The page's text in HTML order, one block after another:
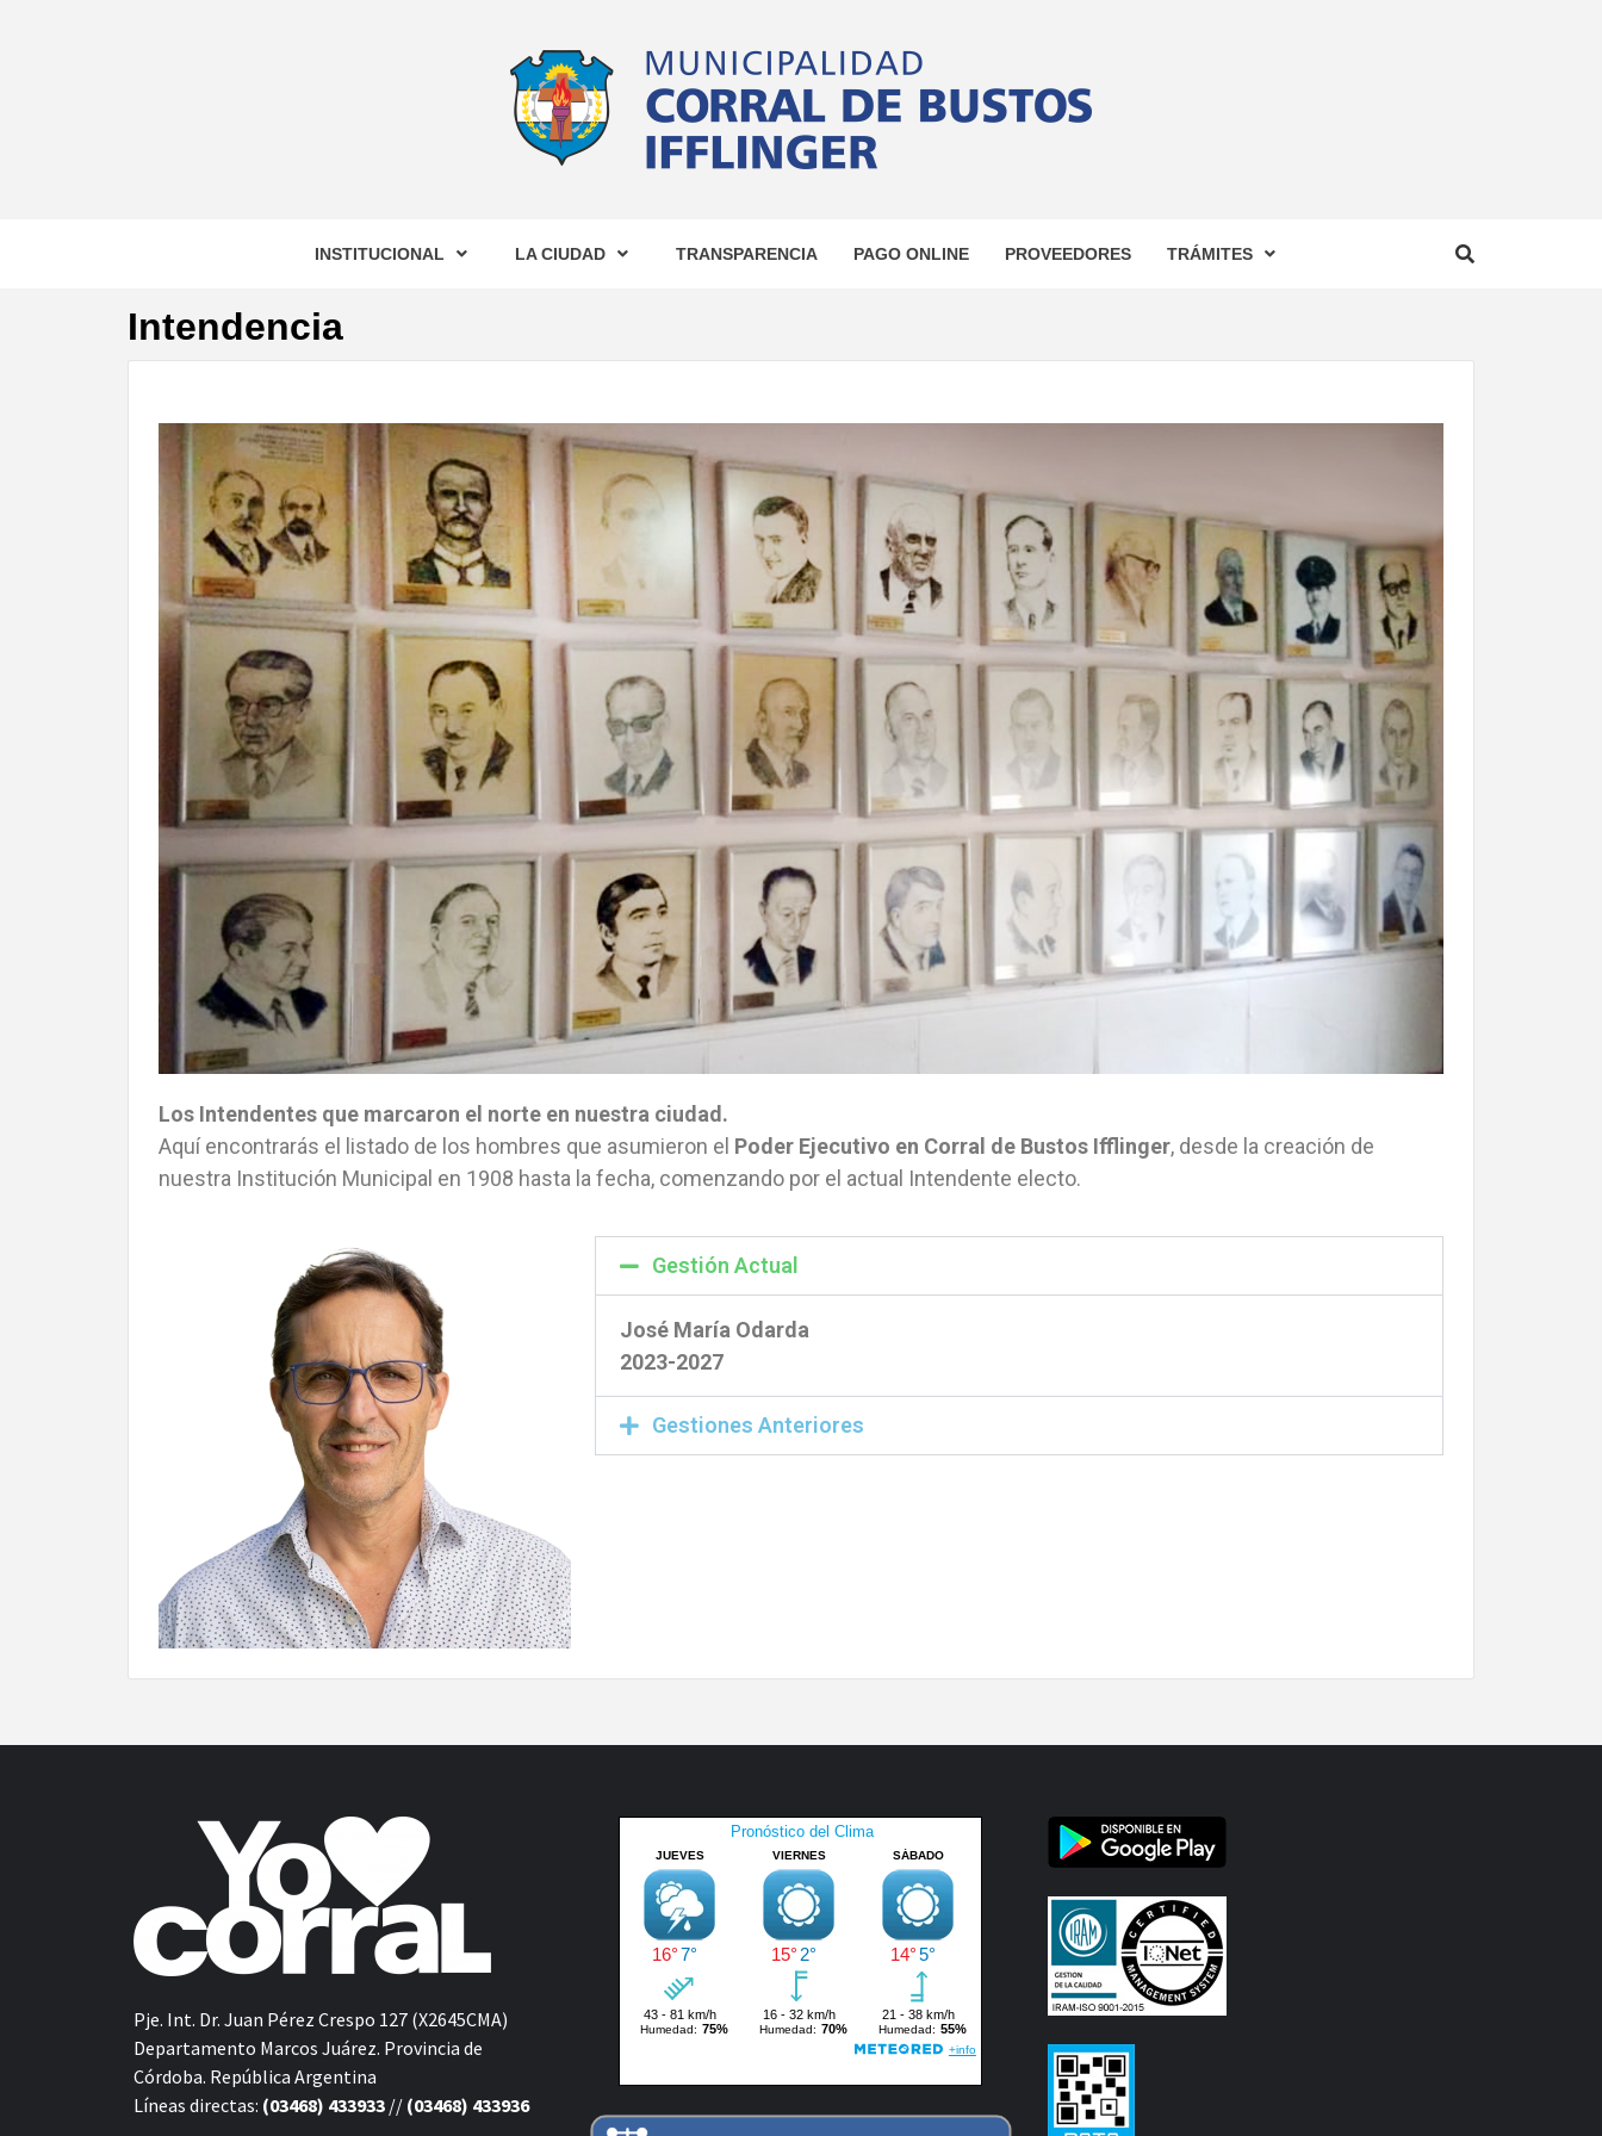
MUNICIPALIDAD DE
CORRAL DE BUSTOS
IFFLINGER
INSTITUCIONAL LA CIUDAD TRANSPARENCIA PAGO ONLINE PROVEEDORES TRÁMITES
Intendencia
Los Intendentes que marcaron el norte en nuestra ciudad.
Aquí encontrarás el listado de los hombres que asumieron el Poder Ejecutivo en Corral de Bustos Ifflinger, desde la creación de
nuestra Institución Municipal en 1908 hasta la fecha, comenzando por el actual Intendente electo.
Gestión Actual
José María Odarda
2023-2027
Gestiones Anteriores
Pje. Int. Dr. Juan Pérez Crespo 127 (X2645CMA)
Departamento Marcos Juárez. Provincia de
Córdoba. República Argentina
Líneas directas: (03468) 433933 // (03468) 433936